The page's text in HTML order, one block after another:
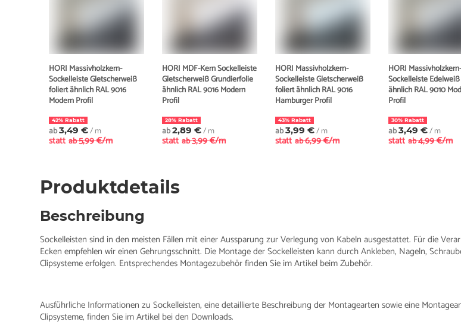
HORI Massivholzkern-
Sockelleiste Gletscherweiß
foliert ähnlich RAL 9016
Modern Profil
42% Rabatt
ab3,49 €/ m
statt ab5,99 €/m
HORI MDF-Kern Sockelleiste
Gletscherweiß Grundierfolie
ähnlich RAL 9016 Modern
Profil
28% Rabatt
ab2,89 €/ m
statt ab3,99 €/m
HORI Massivholzkern-
Sockelleiste Gletscherweiß
foliert ähnlich RAL 9016
Hamburger Profil
43% Rabatt
ab3,99 €/ m
statt ab6,99 €/m
HORI
Sockelleiste
ähnlich RAL 9010
Profil
30% Rabatt
ab3,49 €/ m
statt ab4,99 €/m
Produktdetails
Beschreibung
Sockelleisten sind in den meisten Fällen mit einer Aussparung zur Verlegung von Kabeln ausgestattet. Für die
Ecken empfehlen wir einen Gehrungsschnitt. Die Montage der Sockelleisten kann durch Ankleben, Nageln,
Clipsysteme erfolgen. Entsprechendes Montagezubehör finden Sie im Artikel beim Zubehör.
Ausführliche Informationen zu Sockelleisten, eine detaillierte Beschreibung der Montagearten sowie eine
Clipsysteme, finden Sie im Artikel bei den Downloads.